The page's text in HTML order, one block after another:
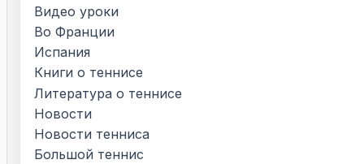
Видео уроки
Во Франции
Испания
Книги о теннисе
Литература о теннисе
Новости
Новости тенниса
Большой теннис